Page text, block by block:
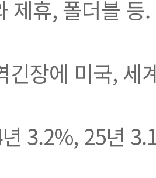
제휴, 폴더블 등
긴장에 미국, 세
3.2%, 25년